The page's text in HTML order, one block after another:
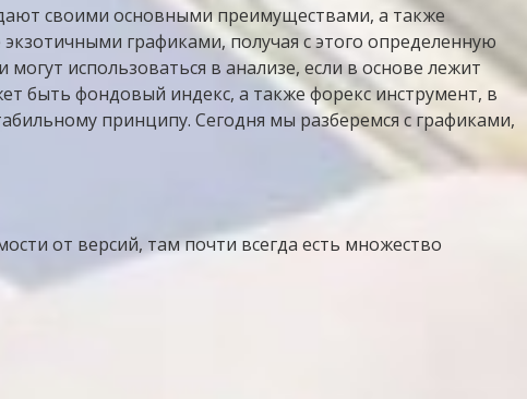
своими основными преимуществами, а также
графиками, получая с этого определенную
использоваться в анализе, если в основе лежит
быть фондовый индекс, а также форекс инструмент, в
принципу. Сегодня мы разберемся с графиками,
от версий, там почти всегда есть множество